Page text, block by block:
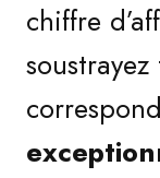
chiffre